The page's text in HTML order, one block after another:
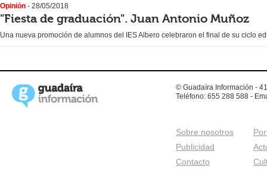
Opinión - 28/05/2018
"Fiesta de graduación". Juan Antonio Muñoz
Una nueva promoción de alumnos del IES Albero celebraron el final de su ciclo
© Guadaíra Información -
Teléfono: 655 288 588 -
Sobre nosotros
Publicidad
Contacto